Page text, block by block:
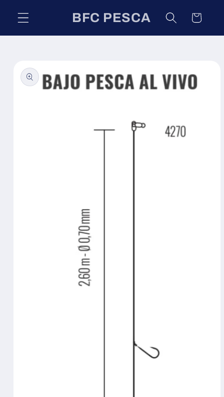
directamente
al contenido
BFC PESCA Carrito
a la
información
del producto